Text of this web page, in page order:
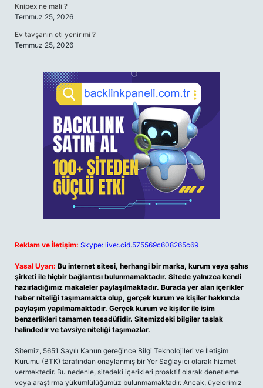
Knipex ne mali ?
Temmuz 25, 2026
Ev tavşanın eti yenir mi ?
Temmuz 25, 2026
Reklam ve İletişim: Skype: live:.cid.575569c608265c69
Yasal Uyarı: Bu internet sitesi, herhangi bir marka, kurum veya şahıs
şirketi ile hiçbir bağlantısı bulunmamaktadır. Sitede yalnızca kendi
hazırladığımız makaleler paylaşılmaktadır. Burada yer alan içerikler
haber niteliği taşımamakta olup, gerçek kurum ve kişiler hakkında
paylaşım yapılmamaktadır. Gerçek kurum ve kişiler ile isim
benzerlikleri tamamen tesadüfidir. Sitemizdeki bilgiler taslak
halindedir ve tavsiye niteliği taşımazlar.
Sitemiz, 5651 Sayılı Kanun gereğince Bilgi Teknolojileri ve İletişim
Kurumu (BTK) tarafından onaylanmış bir Yer Sağlayıcı olarak hizmet
vermektedir. Bu nedenle, sitedeki içerikleri proaktif olarak denetleme
veya araştırma yükümlülüğümüz bulunmamaktadır. Ancak, üyelerimiz